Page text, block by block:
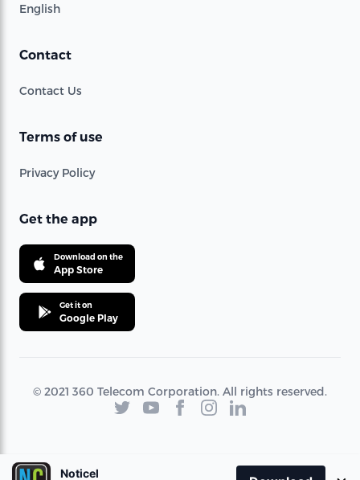
English
Contact
Contact Us
Terms of use
Privacy Policy
Get the app
Download on the
App Store
Get it on
Google Play
© 2021 360 Telecom Corporation. All rights reserved.
Noticel